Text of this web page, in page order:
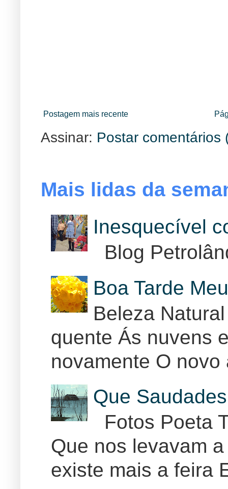
Postagem mais recente
Assinar: Postar comentários
Mais lidas da
Inesquecível
Blog
Boa Tarde
Beleza
quente Ás nuvens
novamente O
Que
Fotos Poeta
Que nos levavam
existe mais a feira